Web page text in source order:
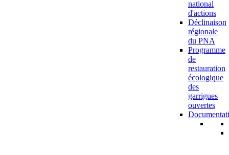
national
d'actions
Déclinaison
régionale
du PNA
Programme
de
restauration
écologique
des
garrigues
ouvertes